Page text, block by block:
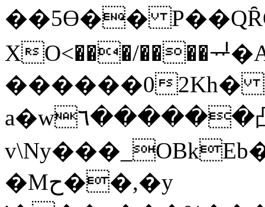
��5ϴ��
XO<���/
������02Kh�
a�w٦������凸
�Mح��,�y